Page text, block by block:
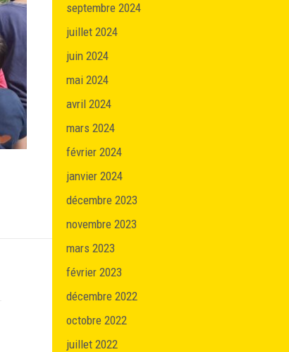
septembre 2024
juillet 2024
juin 2024
mai 2024
avril 2024
mars 2024
février 2024
janvier 2024
décembre 2023
novembre 2023
mars 2023
février 2023
décembre 2022
octobre 2022
juillet 2022